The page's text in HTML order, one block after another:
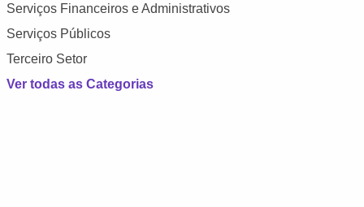
Serviços Financeiros e Administrativos
Serviços Públicos
Terceiro Setor
Ver todas as Categorias